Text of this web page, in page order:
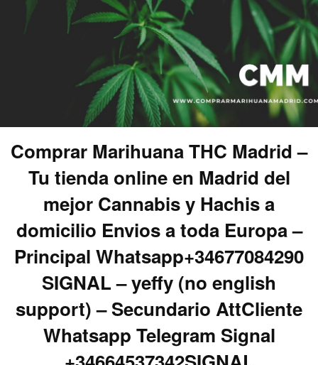
Comprar Marihuana THC Madrid –
Tu tienda online en Madrid del
mejor Cannabis y Hachis a
domicilio Envios a toda Europa –
Principal Whatsapp+34677084290
SIGNAL – yeffy (no english
support) – Secundario AttCliente
Whatsapp Telegram Signal